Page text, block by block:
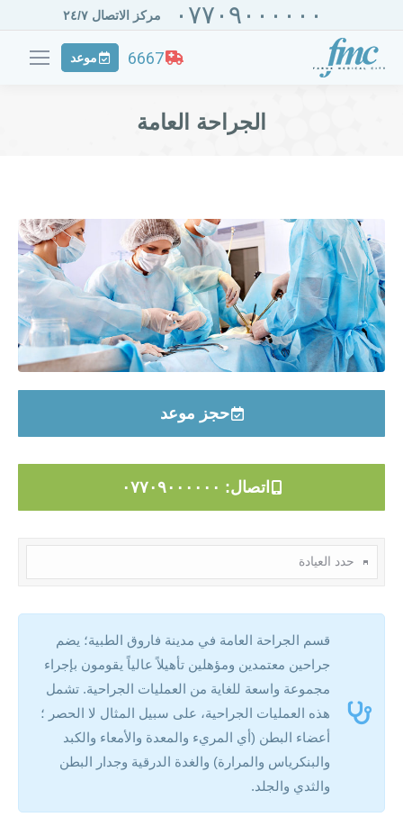
٠٧٧٠٩٠٠٠٠٠٠ مركز الاتصال ٢٤/٧
6667 موعد
الجراحة العامة
حجز موعد
اتصال: ٠٧٧٠٩٠٠٠٠٠٠
قسم الجراحة العامة في مدينة فاروق الطبية؛ يضم
جراحين معتمدين ومؤهلين تأهيلاً عالياً يقومون بإجراء
مجموعة واسعة للغاية من العمليات الجراحية. تشمل
هذه العمليات الجراحية، على سبيل المثال لا الحصر ؛
أعضاء البطن (أي المريء والمعدة والأمعاء والكبد
والبنكرياس والمرارة) والغدة الدرقية وجدار البطن
والثدي والجلد.